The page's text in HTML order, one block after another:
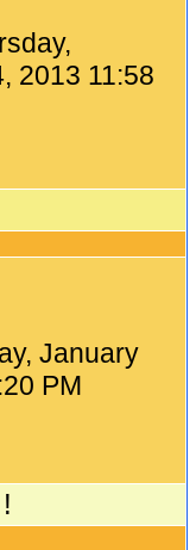
2013 11:58
January
PM